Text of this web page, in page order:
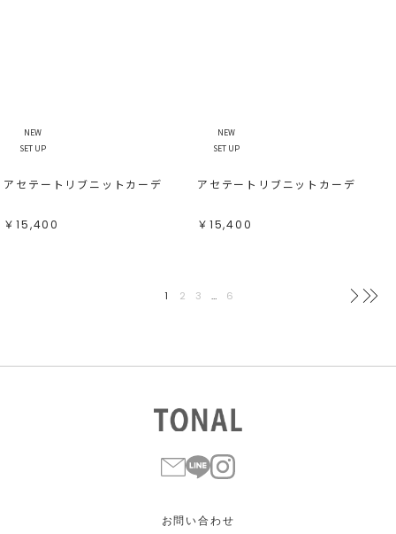
NEW
SET UP
アセテートリブニットカーデ
￥15,400
NEW
SET UP
アセテートリブニットカーデ
￥15,400
1 2 3 … 6 次へ
お問い合わせ